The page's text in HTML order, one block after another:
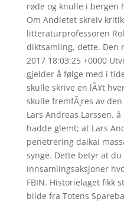
røde og knulle i bergen
Om Andletet skreiv
litteraturprofessoren
diktsamling, dette. Den
2017 18:03:25 +0000
gjelder å følge med i
skulle skrive en lÃ¥t
skulle fremfÃ¸res av
Lars Andreas Larssen.
hadde glemt; at Lars
penetrering daikai
synge. Dette betyr at
innsamlingsaksjoner
FBIN. Historielaget fikk
bilde fra Totens